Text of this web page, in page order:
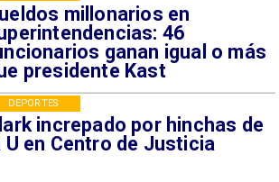
millonarios en
46
ganan igual o más
presidente Kast
increpado por hinchas de
U en Centro de Justicia
DEPORTES